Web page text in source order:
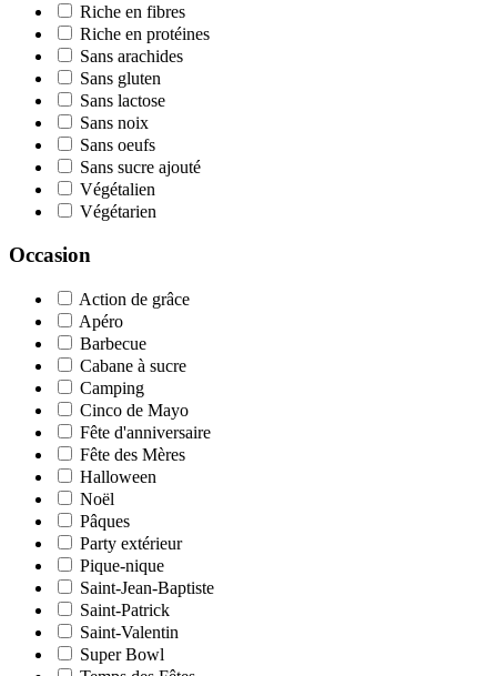
Riche en fibres
Riche en protéines
Sans arachides
Sans gluten
Sans lactose
Sans noix
Sans oeufs
Sans sucre ajouté
Végétalien
Végétarien
Occasion
Action de grâce
Apéro
Barbecue
Cabane à sucre
Camping
Cinco de Mayo
Fête d'anniversaire
Fête des Mères
Halloween
Noël
Pâques
Party extérieur
Pique-nique
Saint-Jean-Baptiste
Saint-Patrick
Saint-Valentin
Super Bowl